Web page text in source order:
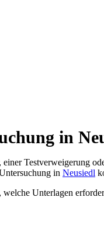
in
Testverweigerung
in Neusiedl
Unterlagen